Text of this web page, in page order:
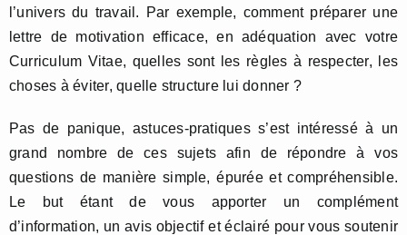
l’univers du travail. Par exemple, comment préparer une
lettre de motivation efficace, en adéquation avec votre
Curriculum Vitae, quelles sont les règles à respecter, les
choses à éviter, quelle structure lui donner ?
Pas de panique, astuces-pratiques s’est intéressé à un
grand nombre de ces sujets afin de répondre à vos
questions de manière simple, épurée et compréhensible.
Le but étant de vous apporter un complément
d’information, un avis objectif et éclairé pour vous soutenir